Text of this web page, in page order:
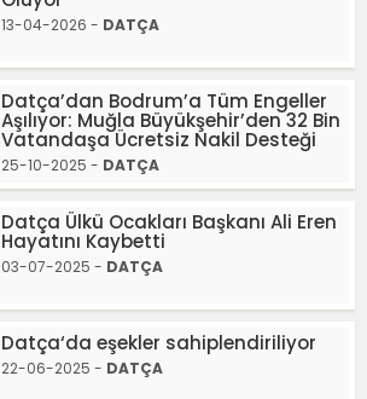
13-04-2026 - DATÇA
Datça’dan Bodrum’a Tüm Engeller
Aşılıyor: Muğla Büyükşehir’den 32 Bin
Vatandaşa Ücretsiz Nakil Desteği
25-10-2025 - DATÇA
Datça Ülkü Ocakları Başkanı Ali Eren
Hayatını Kaybetti
03-07-2025 - DATÇA
Datça‘da eşekler sahiplendiriliyor
22-06-2025 - DATÇA